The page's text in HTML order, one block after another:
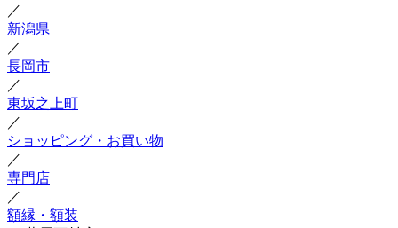
／
新潟県
／
長岡市
／
東坂之上町
／
ショッピング・お買い物
／
専門店
／
額縁・額装